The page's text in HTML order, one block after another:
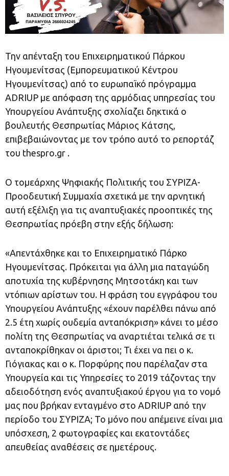
Την απένταξη του Επιχειρηματικού Πάρκου
Ηγουμενίτσας (Εμπορευματικού Κέντρου
Ηγουμενίτσας) από το ευρωπαϊκό πρόγραμμα
ADRIUP με απόφαση της αρμόδιας υπηρεσίας του
Υπουργείου Ανάπτυξης σχολίαζει δηκτικά ο
βουλευτής Θεσπρωτίας Μάριος Κάτσης,
επιβεβαιώνοντας με τον τρόπο αυτό το ρεπορτάζ
του thespro.gr .
Ο τομεάρχης Ψηφιακής Πολιτικής του ΣΥΡΙΖΑ-
Προοδευτική Συμμαχία σχετικά με την αρνητική
αυτή εξέλιξη για τις αναπτυξιακές προοπτικές της
Θεσπρωτίας πρόεβη στην εξής δήλωση:
«Απεντάχθηκε και το Επιχειρηματικό Πάρκο
Ηγουμενίτσας. Πρόκειται για άλλη μια παταγώδη
αποτυχία της κυβέρνησης Μητσοτάκη και των
ντόπιων αρίστων του. Η φράση του εγγράφου του
Υπουργείου Ανάπτυξης «έχουν παρέλθει πάνω από
2.5 έτη χωρίς ουδεμία ανταπόκριση» κάνει το μέσο
πολίτη της Θεσπρωτίας να αναρτιέται τελικά σε τι
ανταποκρίθηκαν οι άριστοι; Τι έχει να πει ο κ.
Γιόγιακας και ο κ. Πορφύρης που παρέλαζαν στα
Υπουργεία και τις Υπηρεσίες το 2019 τάζοντας την
αδειοδότηση ενός αναπτυξιακού έργου για το νομό
μας που βρήκαν ενταγμένο στο ADRIUP από την
περίοδο του ΣΥΡΙΖΑ; Το μόνο που απέμεινε είναι μια
υπόσχεση, 2 φωτογραφίες και εκατοντάδες
απευθείας αναθέσεις σε ημετέρους.